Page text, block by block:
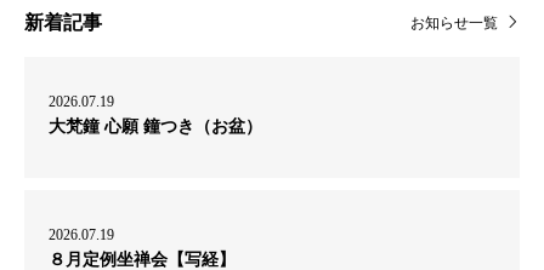
新着記事 お知らせ一覧
2026.07.19
大梵鐘 心願 鐘つき（お盆）
2026.07.19
８月定例坐禅会【写経】